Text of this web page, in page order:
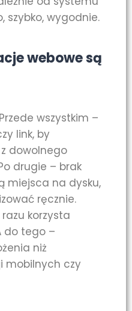
szybko, wygodnie.
webowe są
wszystkim –
link, by
dowolnego
drugie – brak
miejsca na dysku,
ręcznie.
korzysta
do tego –
niż
mobilnych czy